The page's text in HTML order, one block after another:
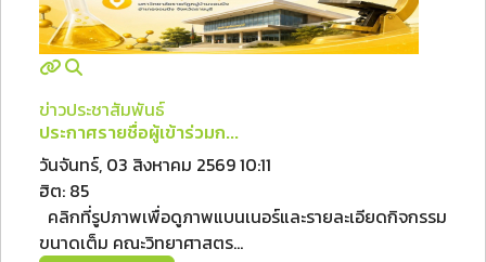
ข่าวประชาสัมพันธ์
ประกาศรายชื่อผู้เข้าร่วมก...
วันจันทร์, 03 สิงหาคม 2569 10:11
ฮิต: 85
คลิกที่รูปภาพเพื่อดูภาพแบนเนอร์และรายละเอียดกิจกรรม
ขนาดเต็ม คณะวิทยาศาสตร...